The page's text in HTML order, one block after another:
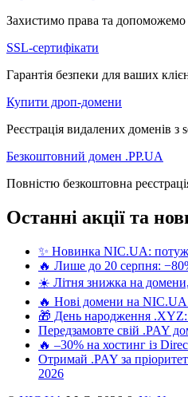
Захистимо права та допоможемо
SSL-сертифікати
Гарантія безпеки для ваших
Купити дроп-домени
Реєстрація видалених доменів з
Безкоштовний домен .PP.UA
Повністю безкоштовна
Останні акції та
✨ Новинка NIC.UA:
🔥 Лише до 20 серпня:
☀️ Літня знижка на
🔥 Нові домени на
🎁 День народження .XYZ:
Передзамовте свій .PAY
🔥 –30% на хостинг із
Отримай .PAY за
2026